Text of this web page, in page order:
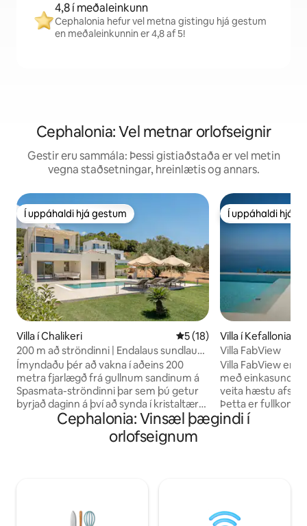
4,8 í meðaleinkunn
Cephalonia hefur vel metna gistingu hjá gestum
en meðaleinkunnin er 4,8 af 5!
Cephalonia: Vel metnar orlofseignir
Gestir eru sammála: Þessi gistiaðstaða er vel metin
vegna staðsetningar, hreinlætis og annars.
Í uppáhaldi hjá gestum
Í uppáhaldi hjá gestum
Villa í Chalikeri 5 af 5 í meðaleinkunn, 18
5 (18)
200 m að ströndinni | Endalaus sundlaug |
Villa Erato
Ímyndaðu þér að vakna í aðeins 200
metra fjarlægð frá gullnum sandinum á
Spasmata-ströndinni þar sem þú getur
byrjað daginn á því að synda í kristaltæru
vatninu eða slappa af undir regnhlíf á
strandbarnum. Villa Erato er glænýtt
lúxusafdrep, byggt árið 2024, sem býður
skoða líflega áfangastaði eyjunnar eða
einfaldlega njóta hreins lúxus er Villa
Í uppáhaldi hjá
Í uppáhaldi hjá
Villa í Kefallonia
Villa FabView
Villa FabView er
með
veita hæstu
Þetta er
sumarfrí fyrir
Kefalonia og í 6
frá næstu strönd.
Cephalonia: Vinsæl þægindi í
orlofseignum